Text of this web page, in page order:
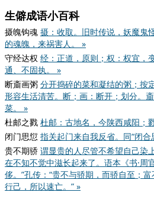
生僻成语小百科
摄魄钩魂 摄：收取。旧时传说，妖魔鬼
的魂魄，来祸害人。 »
守经达权 经：正道，原则；权：权宜，
通、不固执。 »
断齑画粥 分开捣碎的菜和凝结的粥；按
形容生活清苦。断；画：断开；划分。
菜。 »
杜邮之戮 杜邮：古地名，今陕西咸阳；
闭门思愆 指关起门来自我反省。同“闭合
贵不期骄 谓显贵的人尽管不希望自己染
在不知不觉中滋长起来了。语本《书·周
侈。”孔传：“贵不与骄期，而骄自至；
行己，所以速亡。” »